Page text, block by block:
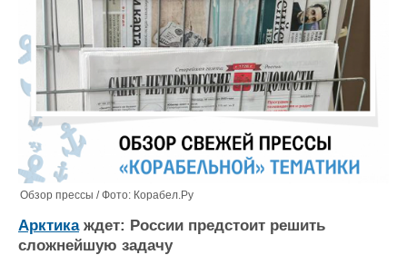
Обзор прессы / Фото: Корабел.Ру
Арктикаждет: России предстоит решить
сложнейшую задачу